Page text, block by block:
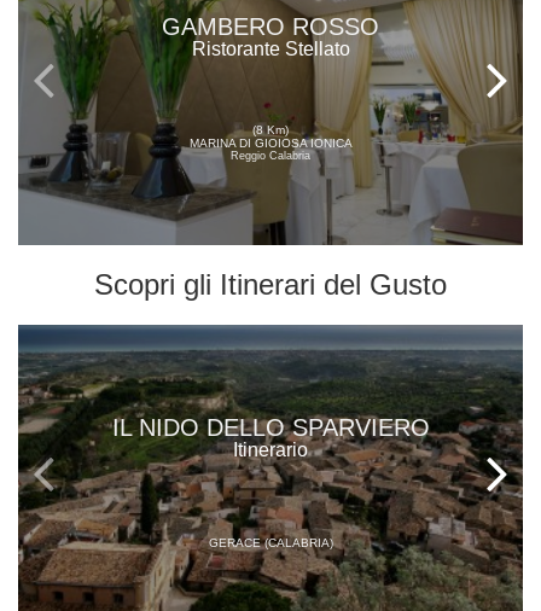
GAMBERO ROSSO
Ristorante Stellato
(8 Km)
MARINA DI GIOIOSA IONICA
Reggio Calabria
Scopri gli Itinerari del Gusto
IL NIDO DELLO SPARVIERO
Itinerario
GERACE (CALABRIA)